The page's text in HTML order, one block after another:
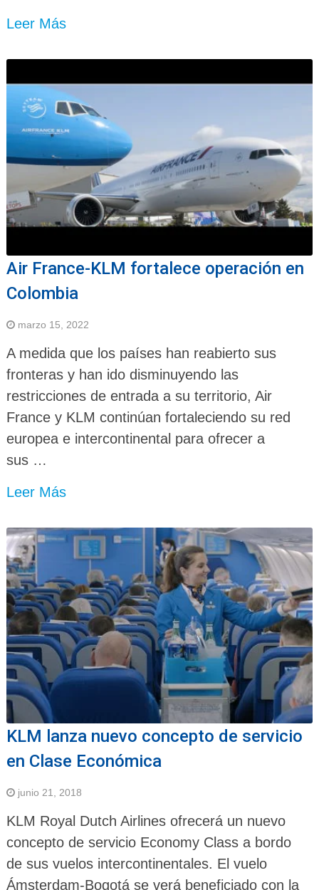
Leer Más
Air France-KLM fortalece operación en
Colombia
marzo 15, 2022
A medida que los países han reabierto sus
fronteras y han ido disminuyendo las
restricciones de entrada a su territorio, Air
France y KLM continúan fortaleciendo su red
europea e intercontinental para ofrecer a
sus …
Leer Más
KLM lanza nuevo concepto de servicio
en Clase Económica
junio 21, 2018
KLM Royal Dutch Airlines ofrecerá un nuevo
concepto de servicio Economy Class a bordo
de sus vuelos intercontinentales. El vuelo
Ámsterdam-Bogotá se verá beneficiado con la